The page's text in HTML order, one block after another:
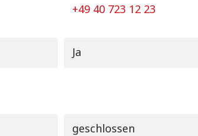
+49 40 723 12 23
Ja
geschlossen